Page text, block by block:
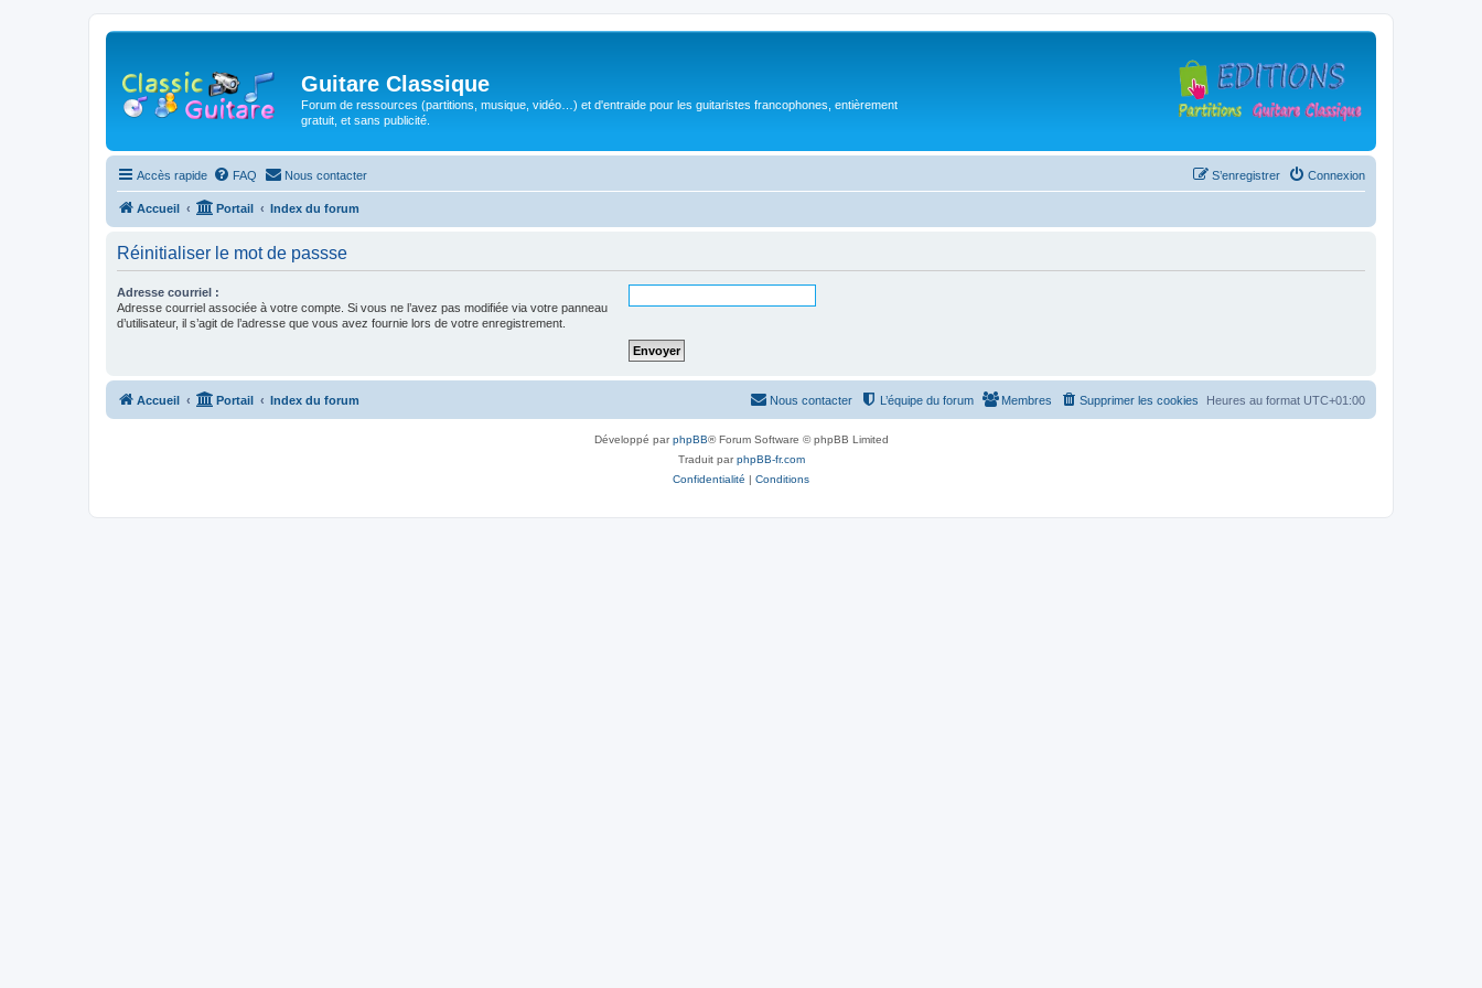
Guitare Classique
Forum de ressources (partitions, musique, vidéo…) et d'entraide pour les guitaristes francophones, entièrement
gratuit, et sans publicité.
Accès rapide FAQ Nous contacter Connexion
S’enregistrer
Accueil Portail Index du forum
Réinitialiser le mot de passse
Adresse courriel :
Adresse courriel associée à votre compte. Si vous ne l’avez pas modifiée via votre panneau
d’utilisateur, il s’agit de l’adresse que vous avez fournie lors de votre enregistrement.
Accueil Portail Index du forum Heures au format UTC+01:00
Supprimer les cookies
Membres
L’équipe du forum
Nous contacter
Développé parphpBB® Forum Software © phpBB Limited
Traduit parphpBB-fr.com
Confidentialité | Conditions